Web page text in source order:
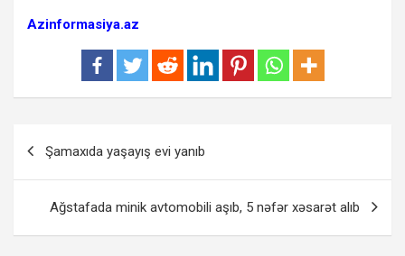
Azinformasiya.az
naviqasiyası
Şamaxıda yaşayış evi yanıb
Ağstafada minik avtomobili aşıb, 5 nəfər xəsarət alıb